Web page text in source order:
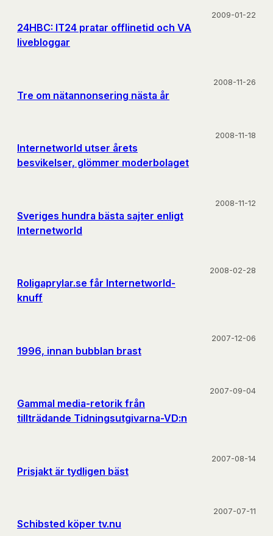
24HBC: IT24 pratar offlinetid och VA
livebloggar
2009-01-22
Tre om nätannonsering nästa år
2008-11-26
Internetworld utser årets
besvikelser, glömmer moderbolaget
2008-11-18
Sveriges hundra bästa sajter enligt
Internetworld
2008-11-12
Roligaprylar.se får Internetworld-
knuff
2008-02-28
1996, innan bubblan brast
2007-12-06
Gammal media-retorik från
tillträdande Tidningsutgivarna-VD:n
2007-09-04
Prisjakt är tydligen bäst
2007-08-14
Schibsted köper tv.nu
2007-07-11